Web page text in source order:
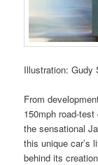
Illustration: Gudy
From
150mph road-
the sensational
this unique car’s
behind its